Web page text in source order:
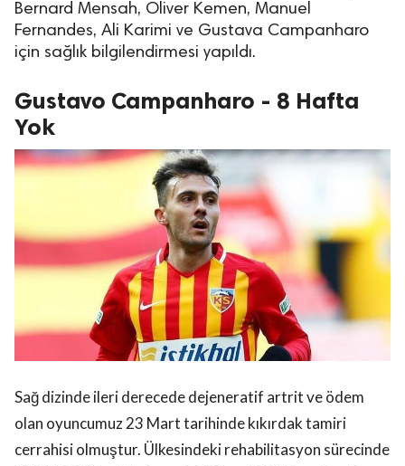
Bernard Mensah, Oliver Kemen, Manuel
Fernandes, Ali Karimi ve Gustava Campanharo
için sağlık bilgilendirmesi yapıldı.
Gustavo Campanharo - 8 Hafta
Yok
Sağ dizinde ileri derecede dejeneratif artrit ve ödem
olan oyuncumuz 23 Mart tarihinde kıkırdak tamiri
cerrahisi olmuştur. Ülkesindeki rehabilitasyon sürecinde